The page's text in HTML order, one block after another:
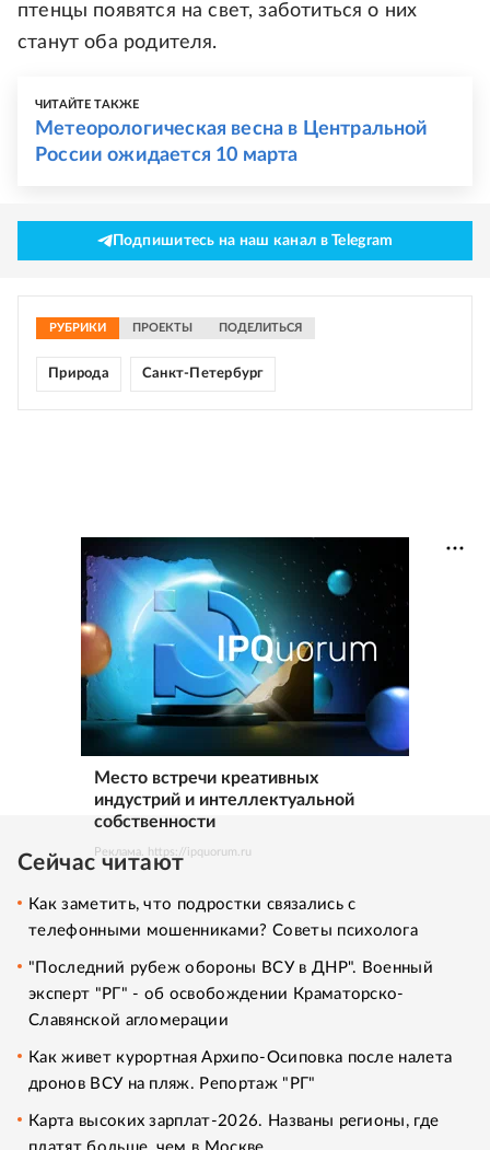
птенцы появятся на свет, заботиться о них
станут оба родителя.
ЧИТАЙТЕ ТАКЖЕ
Метеорологическая весна в Центральной
России ожидается 10 марта
Подпишитесь на наш канал в Telegram
РУБРИКИ ПРОЕКТЫ ПОДЕЛИТЬСЯ
Природа Санкт-Петербург
Место встречи креативных
индустрий и интеллектуальной
собственности
Реклама. https://ipquorum.ru
Сейчас читают
Как заметить, что подростки связались с
телефонными мошенниками? Советы психолога
"Последний рубеж обороны ВСУ в ДНР". Военный
эксперт "РГ" - об освобождении Краматорско-
Славянской агломерации
Как живет курортная Архипо-Осиповка после налета
дронов ВСУ на пляж. Репортаж "РГ"
Карта высоких зарплат-2026. Названы регионы, где
платят больше, чем в Москве